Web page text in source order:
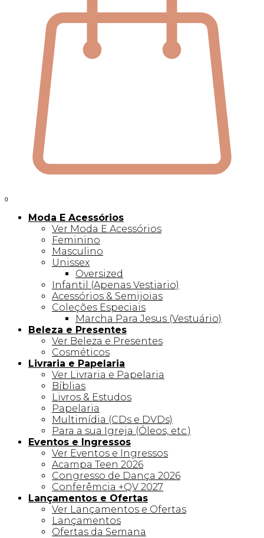
0
Moda E Acessórios
Ver Moda E Acessórios
Feminino
Masculino
Unissex
Oversized
Infantil (Apenas Vestiario)
Acessórios & Semijoias
Coleções Especiais
Marcha Para Jesus (Vestuário)
Beleza e Presentes
Ver Beleza e Presentes
Cosméticos
Livraria e Papelaria
Ver Livraria e Papelaria
Bíblias
Livros & Estudos
Papelaria
Multimídia (CDs e DVDs)
Para a sua Igreja (Óleos, etc.)
Eventos e Ingressos
Ver Eventos e Ingressos
Acampa Teen 2026
Congresso de Dança 2026
Conferêmcia +QV 2027
Lançamentos e Ofertas
Ver Lançamentos e Ofertas
Lançamentos
Ofertas da Semana